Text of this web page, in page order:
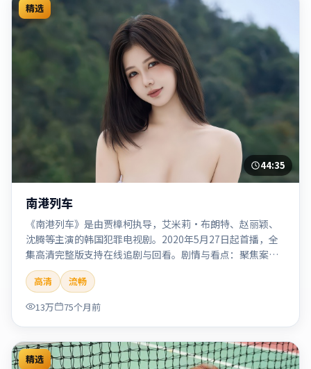
精选
44:35
南港列车
《南港列车》是由贾樟柯执导，艾米莉·布朗特、赵丽颖、
沈腾等主演的韩国犯罪电视剧。2020年5月27日起首播，全
集高清完整版支持在线追剧与回看。剧情与看点：聚焦案件
与人性灰色地带，张力十足，兼具社会观察与戏剧冲突。本
片适合检索「南港列车」「贾樟柯」「犯罪」「韩国」
「2020」「2020-05-27上映」等关键词的影迷阅读简介与主
创信息。
高清
流畅
13万
75个月前
精选